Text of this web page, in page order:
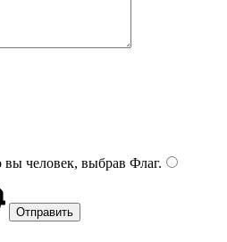
человек, выбрав Флаг.